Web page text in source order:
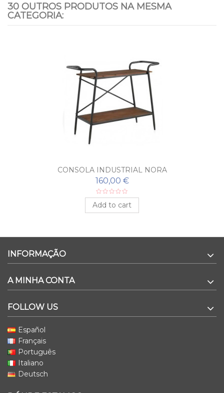
30 OUTROS PRODUTOS NA MESMA
CATEGORIA:
CONSOLA INDUSTRIAL NORA
160,00 €
Add to cart
INFORMAÇÃO
A MINHA CONTA
FOLLOW US
Español
Français
Português
Italiano
Deutsch